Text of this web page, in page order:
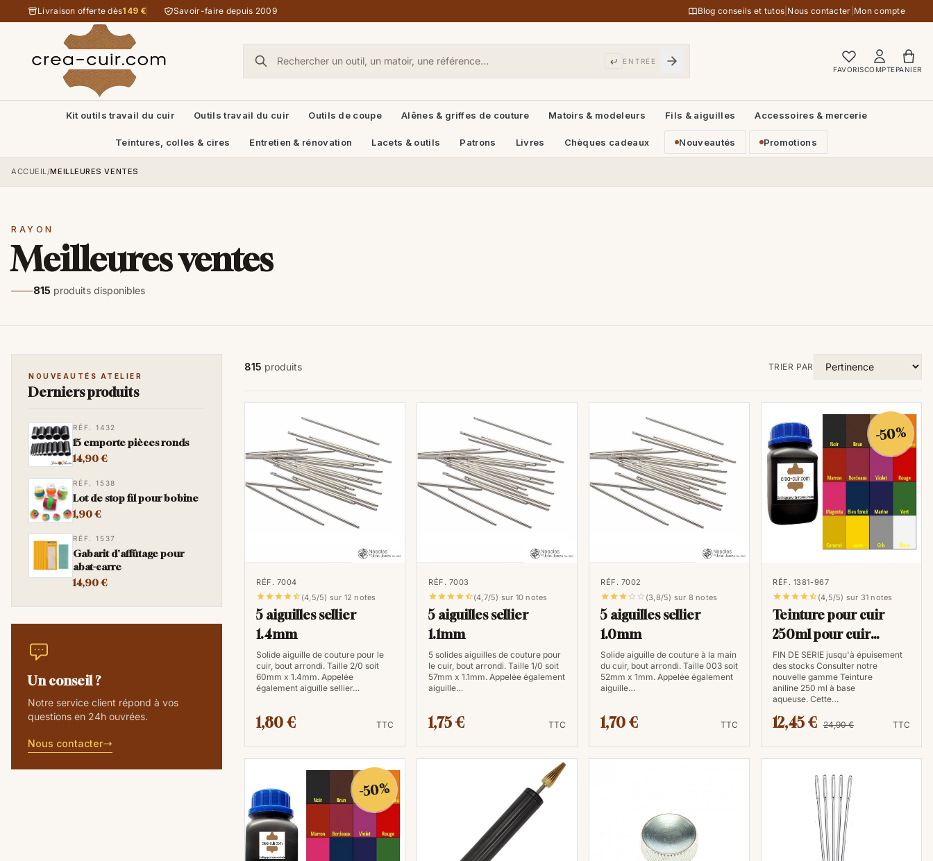
Aller au contenu
Livraison offerte dès149 € Savoir-faire depuis 2009 Blog conseils et tutos Nous contacter Mon compte
ENTRÉE
FAVORISCOMPTEPANIER
Kit outils travail du cuir Outils travail du cuir Outils de coupe Alênes & griffes de couture Matoirs & modeleurs Fils & aiguilles Accessoires & mercerie
Teintures, colles & cires Entretien & rénovation Lacets & outils Patrons Livres Chèques cadeaux Nouveautés Promotions
ACCUEIL/MEILLEURES VENTES
RAYON
Meilleures ventes
815 produits disponibles
NOUVEAUTÉS ATELIER
Derniers produits
RÉF. 1432
15 emporte pièces ronds
14,90 €
RÉF. 1538
Lot de stop fil pour bobine
1,90 €
RÉF. 1537
Gabarit d'affûtage pour
abat-carre
14,90 €
Un conseil ?
Notre service client répond à vos
questions en 24h ouvrées.
Nous contacter
815 produits TRIER PAR
RÉF. 7004
(4,5/5) sur 12 notes
5 aiguilles sellier
1.4mm
Solide aiguille de couture pour le
cuir, bout arrondi. Taille 2/0 soit
60mm x 1.4mm. Appelée
également aiguille sellier…
1,80 € TTC
RÉF. 7003
(4,7/5) sur 10 notes
5 aiguilles sellier
1.1mm
5 solides aiguilles de couture pour
le cuir, bout arrondi. Taille 1/0 soit
57mm x 1.1mm. Appelée également
aiguille…
1,75 € TTC
RÉF. 7002
   (3,8/5) sur 8 notes
5 aiguilles sellier
1.0mm
Solide aiguille de couture à la main
du cuir, bout arrondi. Taille 003 soit
52mm x 1mm. Appelée également
aiguille…
1,70 € TTC
-50%
RÉF. 1381-967
(4,5/5) sur 31 notes
Teinture pour cuir
250ml pour cuir
tannage végétal
FIN DE SERIE jusqu'à épuisement
des stocks Consulter notre
nouvelle gamme Teinture
aniline 250 ml à base
aqueuse. Cette…
12,45 € 24,90 € TTC
-50%